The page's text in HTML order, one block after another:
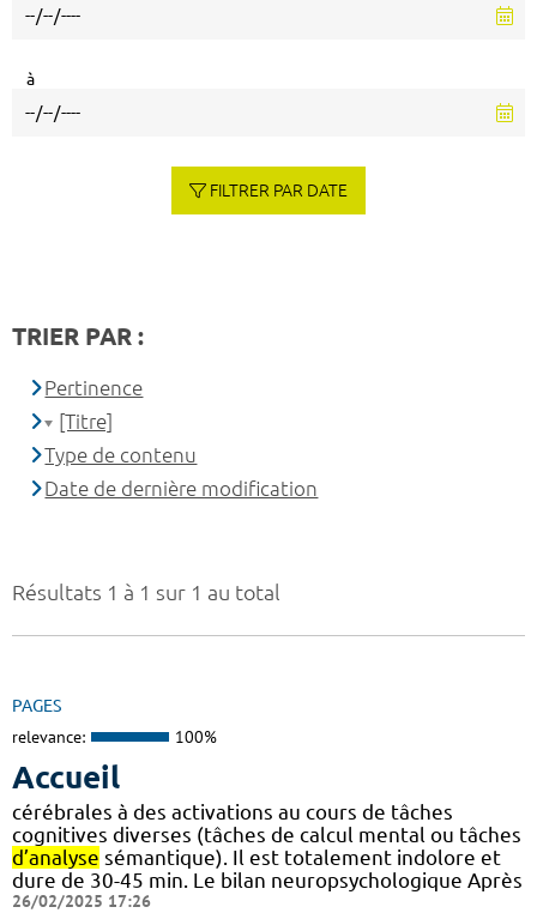
Résultats 1 à 1 sur 1 au total
PAGES
relevance: 100%
Accueil
cérébrales à des activations au cours de tâches
cognitives diverses (tâches de calcul mental ou tâches
d’analyse sémantique). Il est totalement indolore et
dure de 30-45 min. Le bilan neuropsychologique Après
26/02/2025 17:26
à
FILTRER PAR DATE
TRIER PAR :
Pertinence
[Titre]
Type de contenu
Date de dernière modification